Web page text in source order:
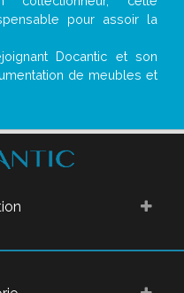
pour assoir la
Docantic et son
de meubles et